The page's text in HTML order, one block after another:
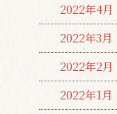
2022年4月
2022年3月
2022年2月
2022年1月